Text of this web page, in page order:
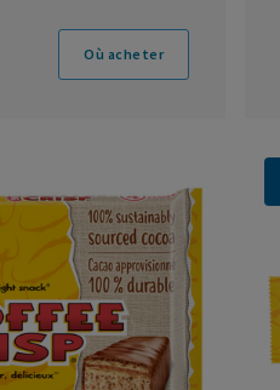
Où acheter